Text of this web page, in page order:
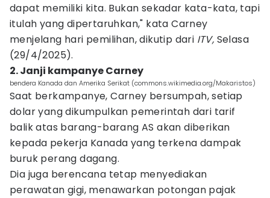
dapat memiliki kita. Bukan sekadar kata-kata, tapi
itulah yang dipertaruhkan," kata Carney
menjelang hari pemilihan, dikutip dari ITV, Selasa
(29/4/2025).
2. Janji kampanye Carney
bendera Kanada dan Amerika Serikat (commons.wikimedia.org/Makaristos)
Saat berkampanye, Carney bersumpah, setiap
dolar yang dikumpulkan pemerintah dari tarif
balik atas barang-barang AS akan diberikan
kepada pekerja Kanada yang terkena dampak
buruk perang dagang.
Dia juga berencana tetap menyediakan
perawatan gigi, menawarkan potongan pajak